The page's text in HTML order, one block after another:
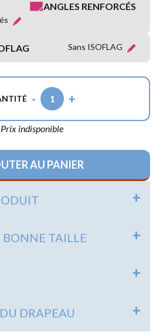
ANGLES RENFORCÉS
Sans ISOFLAG
- 1 +
Prix indisponible
AU PANIER
BONNE TAILLE
DRAPEAU